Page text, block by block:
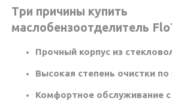
Три причины купить
маслобензоотделитель
Прочный корпус из
Высокая степень очистки
Комфортное обслуживание с